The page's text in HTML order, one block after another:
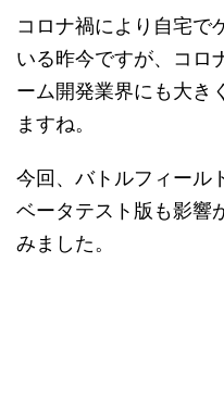
コロナ禍により自宅で
いる昨今ですが、コロ
ーム開発業界にも大き
ますね。
今回、バトルフィール
ベータテスト版も影響
みました。